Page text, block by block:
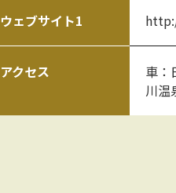
ウェブサイト1
アクセス
車：
川温